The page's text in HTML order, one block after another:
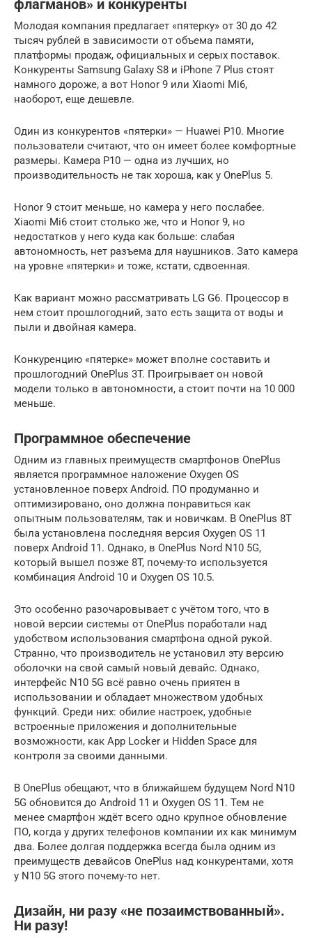
флагманов» и конкуренты
Молодая компания предлагает «пятерку» от 30 до 42
тысяч рублей в зависимости от объема памяти,
платформы продаж, официальных и серых поставок.
Конкуренты Samsung Galaxy S8 и iPhone 7 Plus стоят
намного дороже, а вот Honor 9 или Xiaomi Mi6,
наоборот, еще дешевле.
Один из конкурентов «пятерки» — Huawei P10. Многие
пользователи считают, что он имеет более комфортные
размеры. Камера P10 — одна из лучших, но
производительность не так хороша, как у OnePlus 5.
Honor 9 стоит меньше, но камера у него послабее.
Xiaomi Mi6 стоит столько же, что и Honor 9, но
недостатков у него куда как больше: слабая
автономность, нет разъема для наушников. Зато камера
на уровне «пятерки» и тоже, кстати, сдвоенная.
Как вариант можно рассматривать LG G6. Процессор в
нем стоит прошлогодний, зато есть защита от воды и
пыли и двойная камера.
Конкуренцию «пятерке» может вполне составить и
прошлогодний OnePlus 3T. Проигрывает он новой
модели только в автономности, а стоит почти на 10 000
меньше.
Программное обеспечение
Одним из главных преимуществ смартфонов OnePlus
является программное наложение Oxygen OS
установленное поверх Android. ПО продуманно и
оптимизировано, оно должна понравиться как
опытным пользователям, так и новичкам. В OnePlus 8T
была установлена последняя версия Oxygen OS 11
поверх Android 11. Однако, в OnePlus Nord N10 5G,
который вышел позже 8T, почему-то используется
комбинация Android 10 и Oxygen OS 10.5.
Это особенно разочаровывает с учётом того, что в
новой версии системы от OnePlus поработали над
удобством использования смартфона одной рукой.
Странно, что производитель не установил эту версию
оболочки на свой самый новый девайс. Однако,
интерфейс N10 5G всё равно очень приятен в
использовании и обладает множеством удобных
функций. Среди них: обилие настроек, удобные
встроенные приложения и дополнительные
возможности, как App Locker и Hidden Space для
контроля за своими данными.
В OnePlus обещают, что в ближайшем будущем Nord N10
5G обновится до Android 11 и Oxygen OS 11. Тем не
менее смартфон ждёт всего одно крупное обновление
ПО, когда у других телефонов компании их как минимум
два. Более долгая поддержка всегда была одним из
преимуществ девайсов OnePlus над конкурентами, хотя
у N10 5G этого почему-то нет.
Дизайн, ни разу «не позаимствованный».
Ни разу!